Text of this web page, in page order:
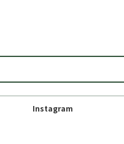
Instagram